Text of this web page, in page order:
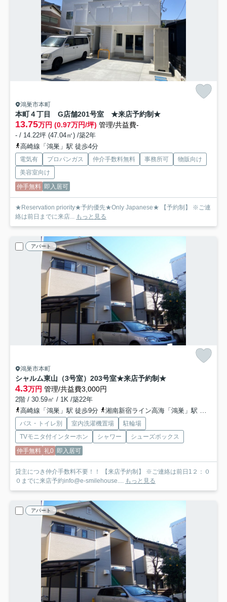
鴻巣市本町
本町４丁目 G店舗201号室 ★来店予約制★
13.75万円 (0.97万円/坪) 管理/共益費-
- / 14.22坪 (47.04㎡) /築2年
高崎線「鴻巣」駅 徒歩4分
電気有 プロパンガス 仲介手数料無料 事務所可
物販向け
美容室向け
仲手無料 即入居可
★Reservation priority★予約優先★Only Japanese★ 【予約制】 ※ご連
絡は前日までに来店... もっと見る
アパート
鴻巣市本町
シャルム東山（3号室） 203号室★来店予約制★
4.3万円 管理/共益費3,000円
2階 / 30.59㎡ / 1K /築22年
高崎線「鴻巣」駅 徒歩9分
湘南新宿ライン高海「鴻巣」駅 徒歩9分
バス・トイレ別 室内洗濯機置場
駐輪場
TVモニタ付インターホン
シャワー
シューズボックス
仲手無料 礼0 即入居可
貸主につき仲介手数料不要！！ 【来店予約制】 ※ご連絡は前日1２：０
０までに来店予約info@e-smilehouse.... もっと見る
アパート